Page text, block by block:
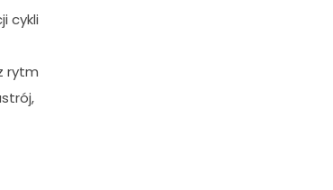
cykli
rytm